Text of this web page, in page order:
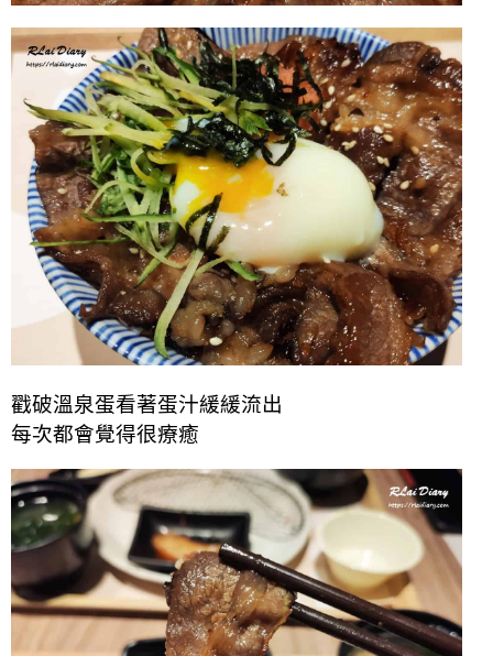
戳破溫泉蛋看著蛋汁緩緩流出
每次都會覺得很療癒